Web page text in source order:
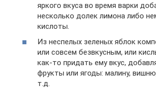
яркого вкуса во время варки
несколько долек лимона либо
кислоты.
Из неспелых зеленых яблок
или совсем безвкусным, или
как-то придать ему вкус,
фрукты или ягоды: малину,
т.д.